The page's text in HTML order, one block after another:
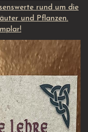
rund um die
und Pflanzen.